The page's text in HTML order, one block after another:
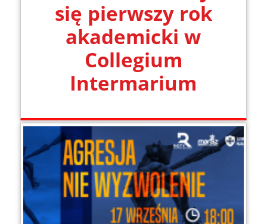
się pierwszy rok
akademicki w
Collegium
Intermarium